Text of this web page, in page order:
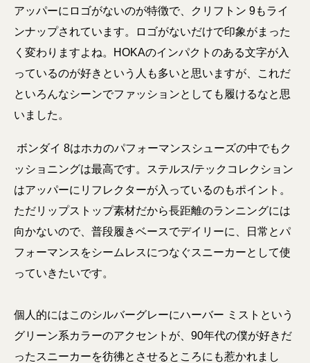
アッパーにロゴがないのが特徴で、クリフトン 9もライ
ンナップされています。ロゴがないだけで印象がまった
く変わりますよね。HOKAのインパクトのある文字が入
っているのが好きという人も多いと思いますが、これだ
といろんなシーンでファッションとしても履けるなと思
いました。
ボンダイ 8はホカのパフォーマンスシューズの中でもク
ッショニングは最高です。ステルス/テックコレクション
はアッパーにリフレクターが入っているのもポイント。
ただリップストップ素材だから長距離のランニングには
向かないので、普段履きベースでデイリーに、日常とパ
フォーマンスをシームレスにつなぐスニーカーとして使
っていきたいです。
個人的にはこのシルバーグレーにハーバー ミストという
グリーン系カラーのアクセントが、90年代の僕が好きだ
ったスニーカーを彷彿とさせるところにも惹かれまし